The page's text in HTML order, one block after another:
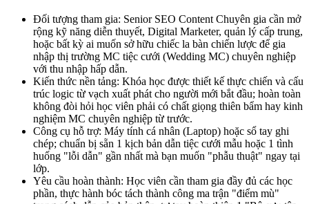
Đối tượng tham gia: Senior SEO Content Chuyên gia cần mở
rộng kỹ năng diễn thuyết, Digital Marketer, quản lý cấp trung,
hoặc bất kỳ ai muốn sở hữu chiếc la bàn chiến lược để gia
nhập thị trường MC tiệc cưới (Wedding MC) chuyên nghiệp
với thu nhập hấp dẫn.
Kiến thức nền tảng: Khóa học được thiết kế thực chiến và cấu
trúc logic từ vạch xuất phát cho người mới bắt đầu; hoàn toàn
không đòi hỏi học viên phải có chất giọng thiên bẩm hay kinh
nghiệm MC chuyên nghiệp từ trước.
Công cụ hỗ trợ: Máy tính cá nhân (Laptop) hoặc sổ tay ghi
chép; chuẩn bị sẵn 1 kịch bản dẫn tiệc cưới mẫu hoặc 1 tình
huống "lỗi dẫn" gần nhất mà bạn muốn "phẫu thuật" ngay tại
lớp.
Yêu cầu hoàn thành: Học viên cần tham gia đầy đủ các học
phần, thực hành bóc tách thành công ma trận "điểm mù"